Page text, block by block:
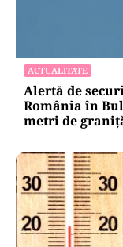
ACTUALITATE
Alertă de
România în
metri de